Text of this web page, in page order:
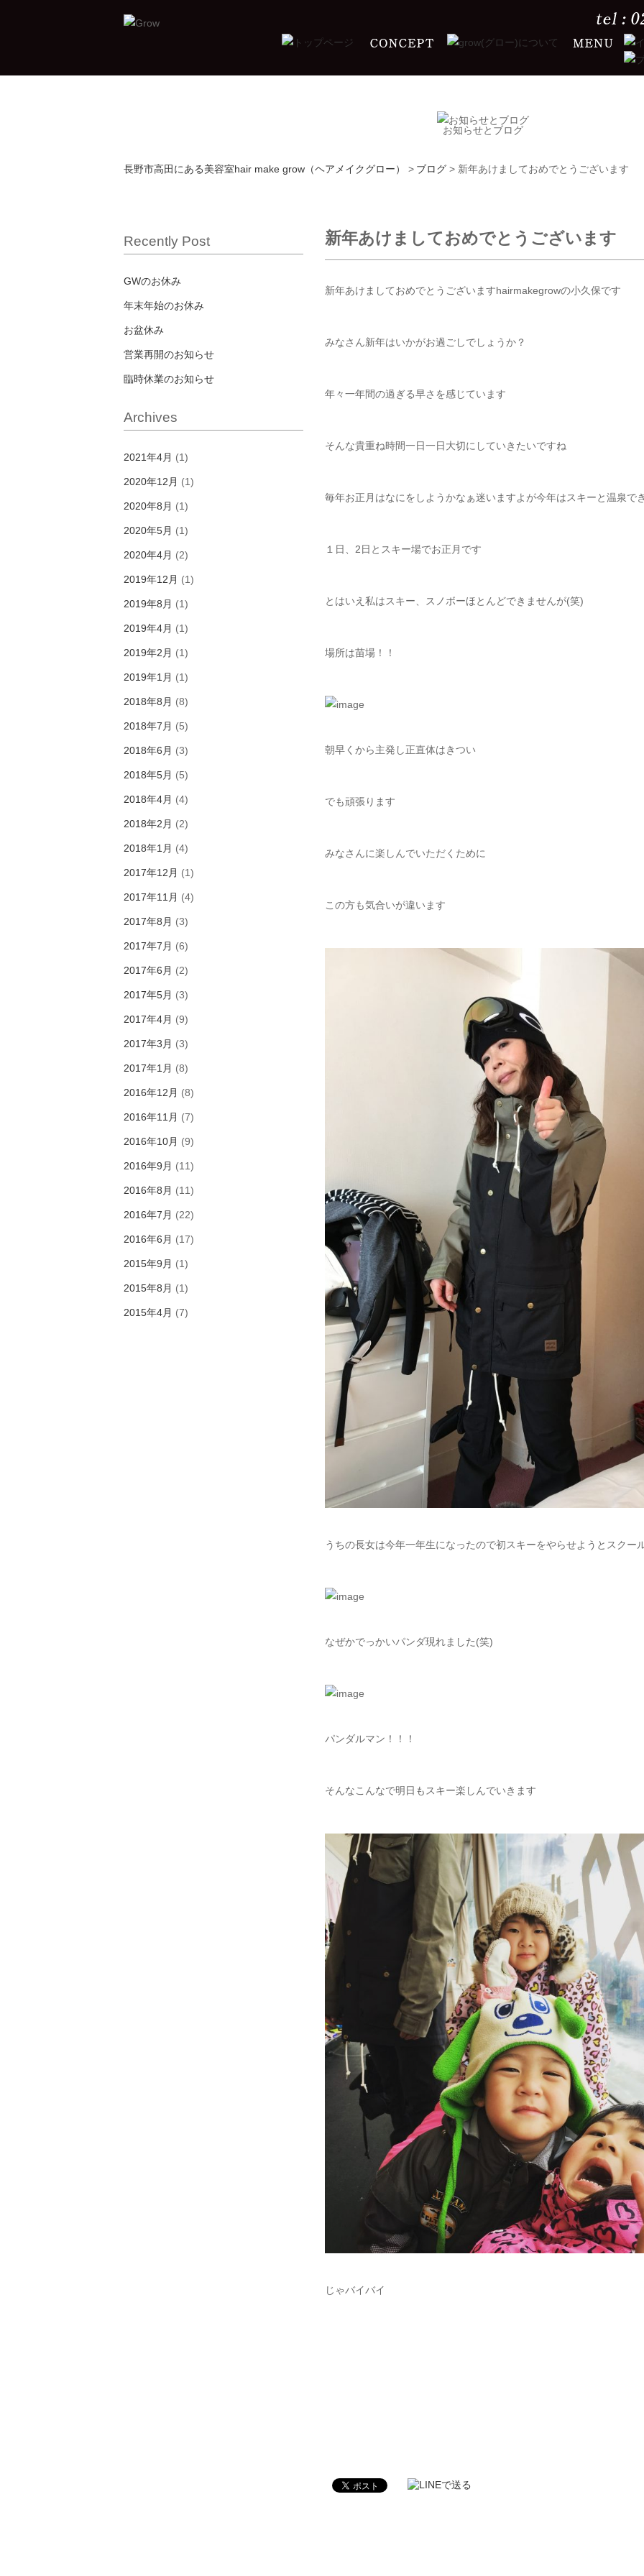
お知らせとブログ
長野市高田にある美容室hair make grow（ヘアメイクグロー） > ブログ > 新年あけましておめでとうございます
新年あけましておめでとうございます
新年あけましておめでとうございますhairmakegrowの小久保です
みなさん新年はいかがお過ごしでしょうか？
年々一年間の過ぎる早さを感じています
そんな貴重ね時間一日一日大切にしていきたいですね
毎年お正月はなにをしようかなぁ迷いますよが今年はスキーと温泉で
１日、2日とスキー場でお正月です
とはいえ私はスキー、スノボーほとんどできませんが(笑)
場所は苗場！！
朝早くから主発し正直体はきつい
でも頑張ります
みなさんに楽しんでいただくために
この方も気合いが違います
うちの長女は今年一年生になったので初スキーをやらせようとスクー
なぜかでっかいパンダ現れました(笑)
パンダルマン！！！
そんなこんなで明日もスキー楽しんでいきます
じゃバイバイ
Recently Post
GWのお休み
年末年始のお休み
お盆休み
営業再開のお知らせ
臨時休業のお知らせ
Archives
2021年4月 (1)
2020年12月 (1)
2020年8月 (1)
2020年5月 (1)
2020年4月 (2)
2019年12月 (1)
2019年8月 (1)
2019年4月 (1)
2019年2月 (1)
2019年1月 (1)
2018年8月 (8)
2018年7月 (5)
2018年6月 (3)
2018年5月 (5)
2018年4月 (4)
2018年2月 (2)
2018年1月 (4)
2017年12月 (1)
2017年11月 (4)
2017年8月 (3)
2017年7月 (6)
2017年6月 (2)
2017年5月 (3)
2017年4月 (9)
2017年3月 (3)
2017年1月 (8)
2016年12月 (8)
2016年11月 (7)
2016年10月 (9)
2016年9月 (11)
2016年8月 (11)
2016年7月 (22)
2016年6月 (17)
2015年9月 (1)
2015年8月 (1)
2015年4月 (7)